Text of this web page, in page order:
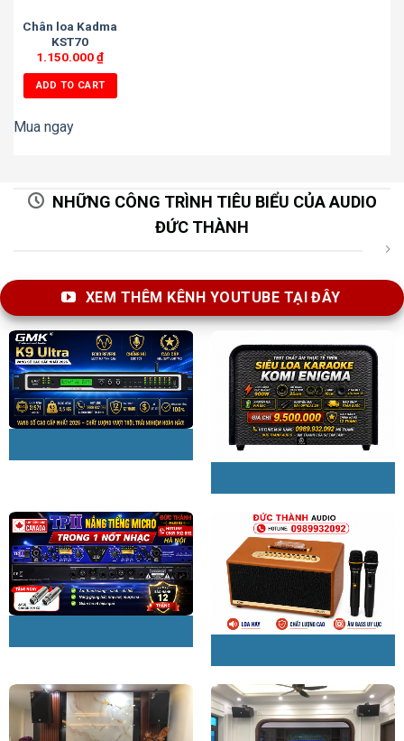
Chân loa Kadma
KST70
1.150.000₫
ADD TO CART
Mua ngay
NHỮNG CÔNG TRÌNH TIÊU BIỂU CỦA AUDIO
ĐỨC THÀNH
XEM THÊM KÊNH YOUTUBE TẠI ĐÂY